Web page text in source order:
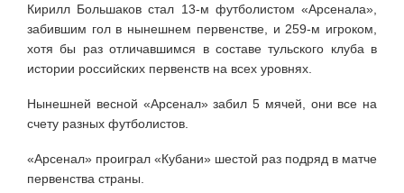
Кирилл Большаков стал 13-м футболистом «Арсенала»,
забившим гол в нынешнем первенстве, и 259-м игроком,
хотя бы раз отличавшимся в составе тульского клуба в
истории российских первенств на всех уровнях.
Нынешней весной «Арсенал» забил 5 мячей, они все на
счету разных футболистов.
«Арсенал» проиграл «Кубани» шестой раз подряд в матче
первенства страны.